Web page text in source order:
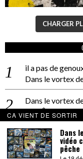
CHARGER
il a pas de
Dans le vortex
Dans le vortex
PACÔME
La séance d’Hip
La Patrie
dans
On a parlé
CA VIENT DE SORTIR
Dans
vidéo
pêche